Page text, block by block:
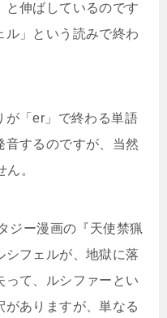
と伸ばしているのです
ル」という読みで終わ
が「er」で終わる単語
音するのですが、当然
。
ジー漫画の『天使禁猟
シフェルが、地獄に落
って、ルシファーとい
がありますが、単なる